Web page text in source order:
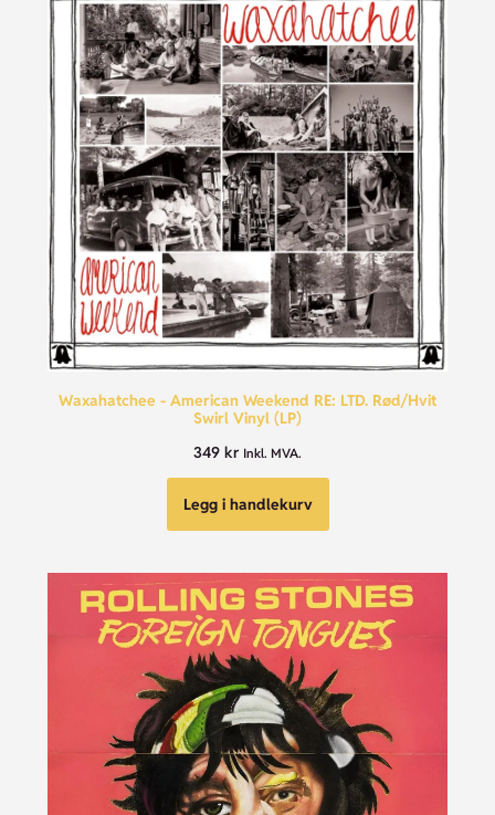
Waxahatchee - American Weekend RE: LTD. Rød/Hvit
Swirl Vinyl (LP)
349 kr Inkl. MVA.
Legg i handlekurv